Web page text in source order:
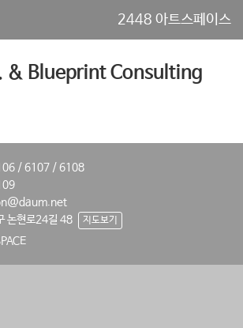
2448 아트스페이스
& Blueprint Consulting
/ 6107 / 6108
논현로24길 48 지도보기